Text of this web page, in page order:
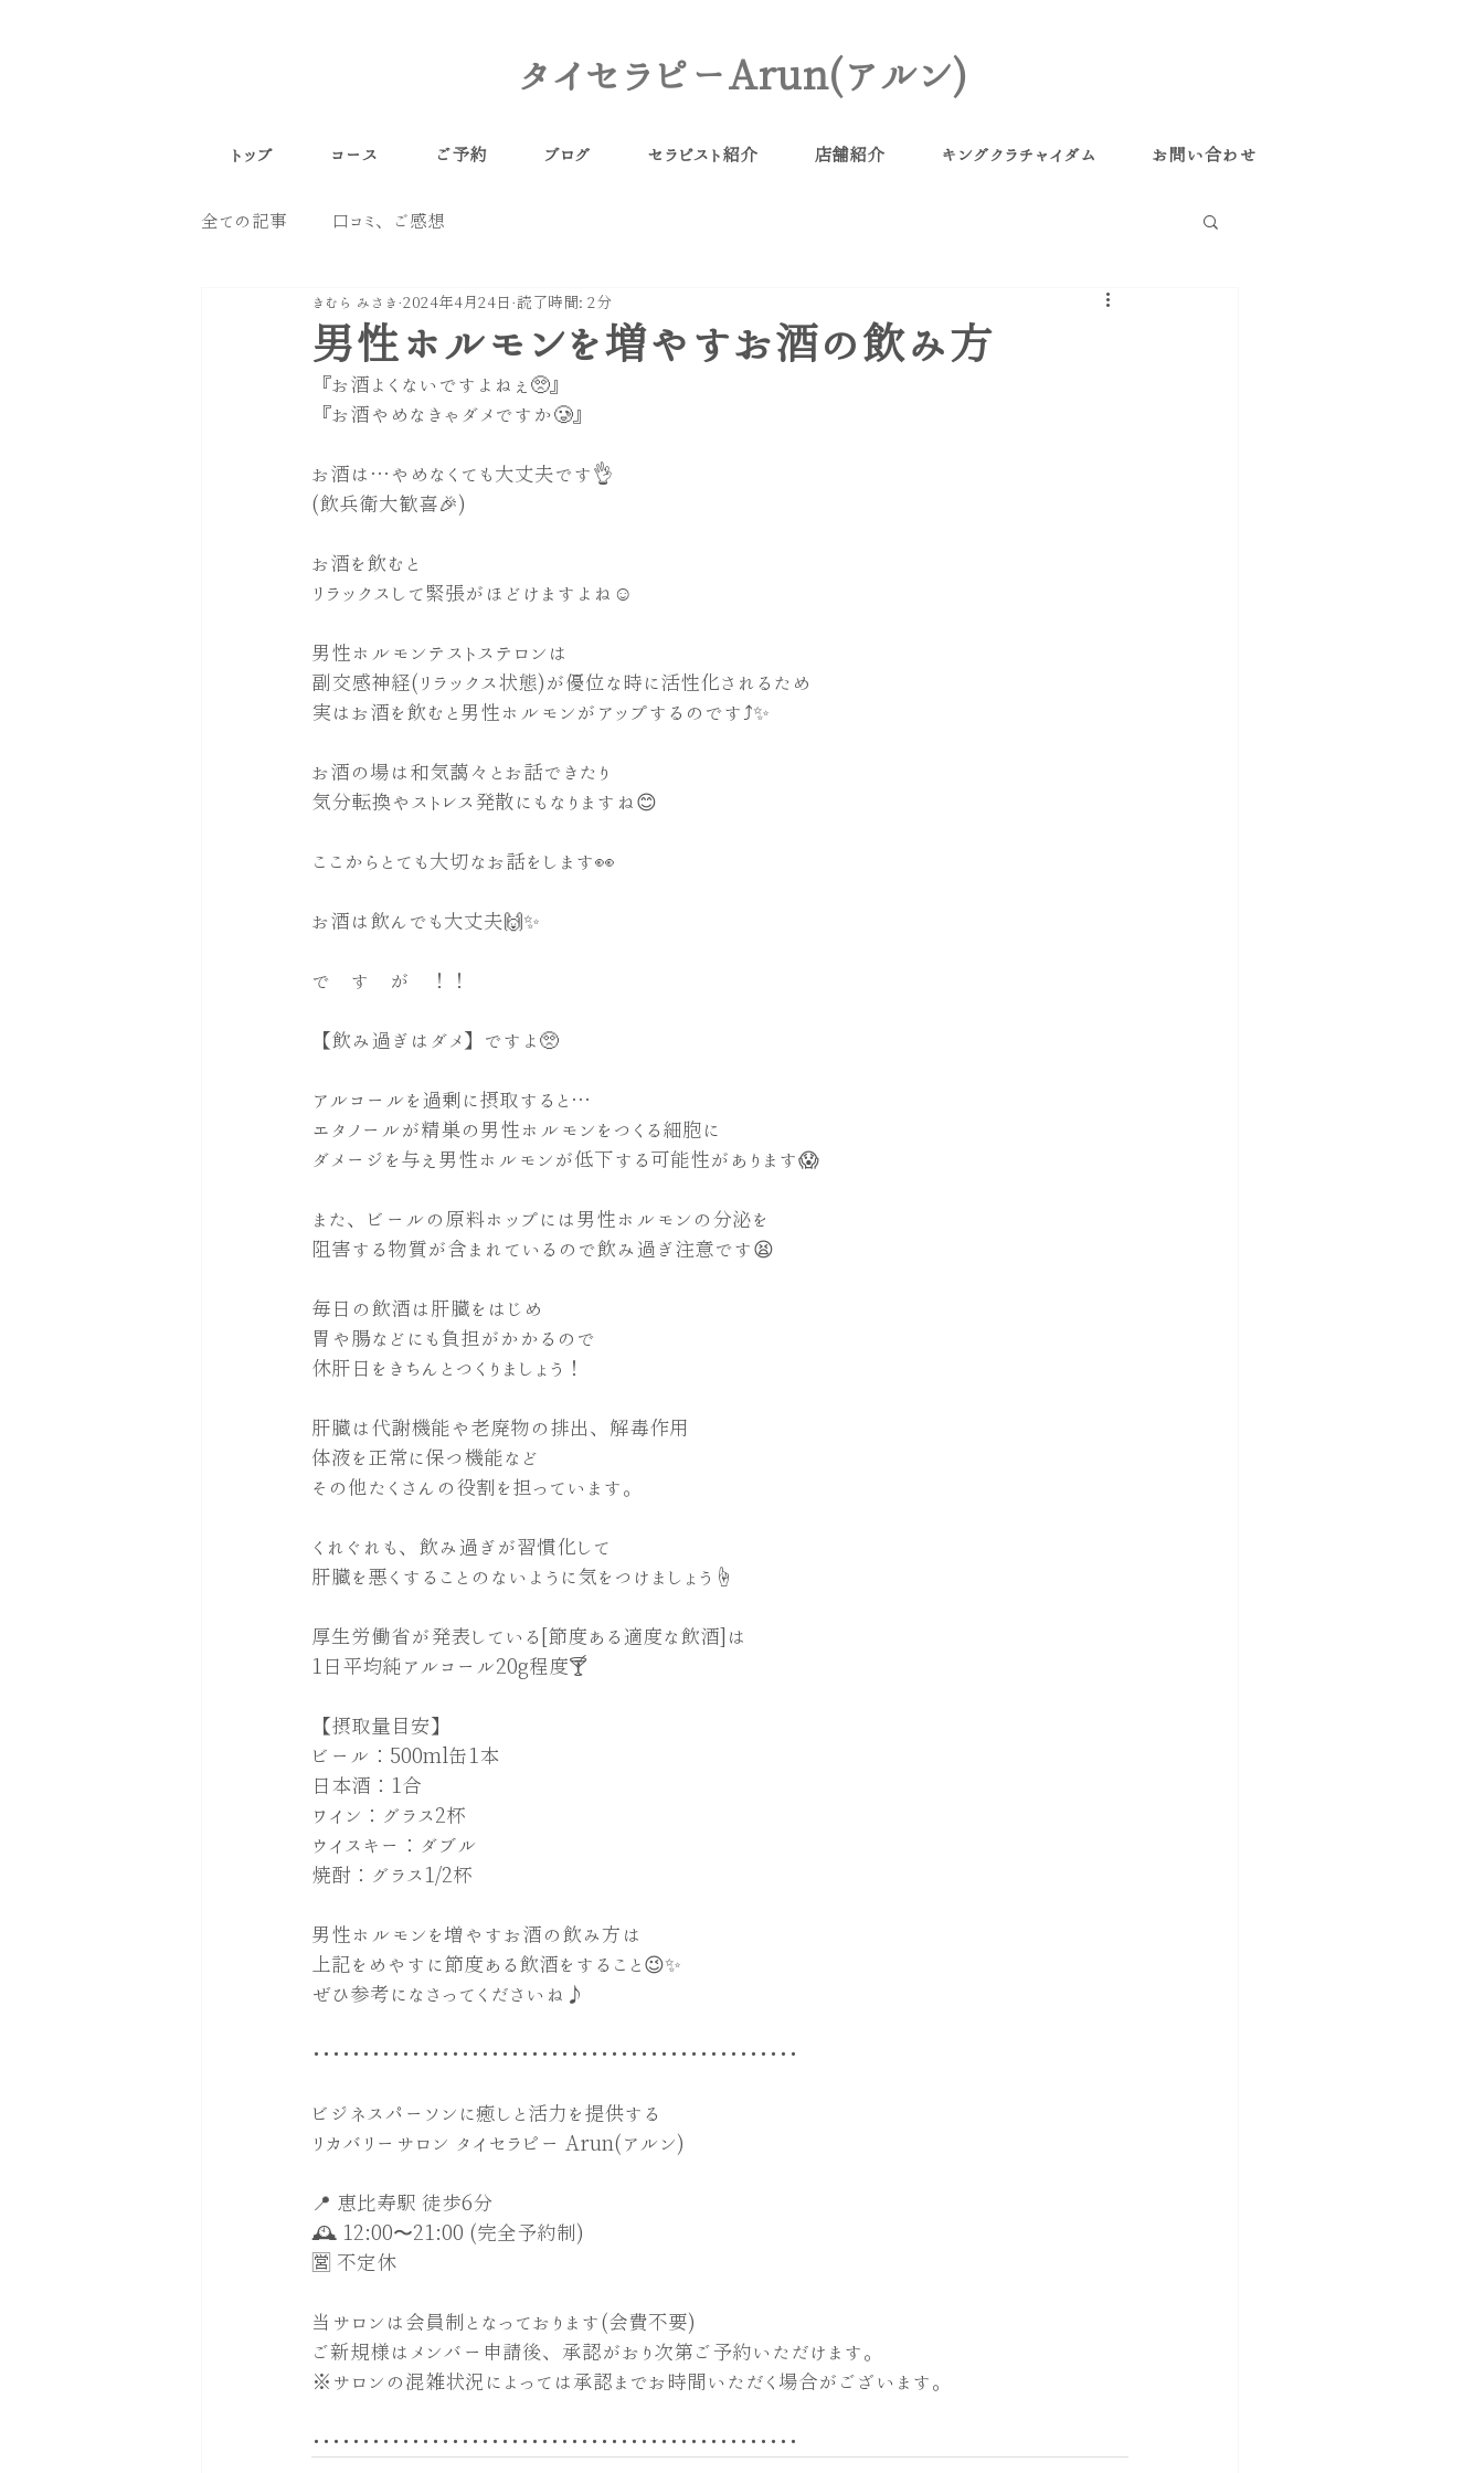
タイセラピーArun(アルン)
トップ コース ご予約 ブログ セラピスト紹介 店舗紹介 キングクラチャイダム お問い合わせ
全ての記事 口コミ、ご感想
男性ホルモンを増やすお酒の飲み方
きむら みさき 2024年4月24日 読了時間: 2分
『お酒よくないですよねぇ🥺』
『お酒やめなきゃダメですか🥲』
お酒は…やめなくても大丈夫です👌
(飲兵衛大歓喜🎉)
お酒を飲むと
リラックスして緊張がほどけますよね☺️
男性ホルモンテストステロンは
副交感神経(リラックス状態)が優位な時に活性化されるため
実はお酒を飲むと男性ホルモンがアップするのです⤴️✨
お酒の場は和気藹々とお話できたり
気分転換やストレス発散にもなりますね😊
ここからとても大切なお話をします👀
お酒は飲んでも大丈夫🙌✨
で　す　が　！！
【飲み過ぎはダメ】ですよ🥺
アルコールを過剰に摂取すると…
エタノールが精巣の男性ホルモンをつくる細胞に
ダメージを与え男性ホルモンが低下する可能性があります😱
また、ビールの原料ホップには男性ホルモンの分泌を
阻害する物質が含まれているので飲み過ぎ注意です😫
毎日の飲酒は肝臓をはじめ
胃や腸などにも負担がかかるので
休肝日をきちんとつくりましょう！
肝臓は代謝機能や老廃物の排出、解毒作用
体液を正常に保つ機能など
その他たくさんの役割を担っています。
くれぐれも、飲み過ぎが習慣化して
肝臓を悪くすることのないように気をつけましょう☝️
厚生労働省が発表している[節度ある適度な飲酒]は
1日平均純アルコール20g程度🍸
【摂取量目安】
ビール：500ml缶1本
日本酒：1合
ワイン：グラス2杯
ウイスキー：ダブル
焼酎：グラス1/2杯
男性ホルモンを増やすお酒の飲み方は
上記をめやすに節度ある飲酒をすること😉✨
ぜひ参考になさってくださいね♪
･････････････････････････････････････････････････
ビジネスパーソンに癒しと活力を提供する
リカバリーサロン タイセラピー Arun(アルン)
📍 恵比寿駅 徒歩6分
🕰 12:00〜21:00 (完全予約制)
🈺 不定休
当サロンは会員制となっております(会費不要)
ご新規様はメンバー申請後、承認がおり次第ご予約いただけます。
※サロンの混雑状況によっては承認までお時間いただく場合がございます。
･････････････････････････････････････････････････